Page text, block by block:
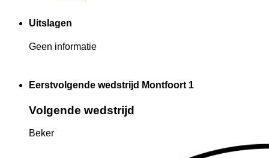
Uitslagen
Geen informatie
Eerstvolgende wedstrijd Montfoort 1
Volgende wedstrijd
Beker